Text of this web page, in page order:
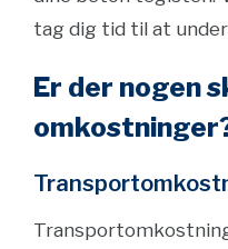
tag dig tid til at
Er der nogen